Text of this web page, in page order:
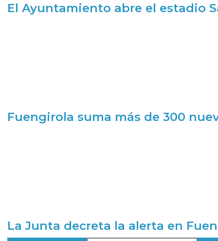
El Ayuntamiento abre el estadio
Fuengirola suma más de 300
La Junta decreta la alerta en